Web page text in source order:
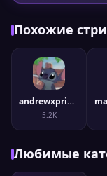
Похожие
andrewxprince
5.2K
Любимые